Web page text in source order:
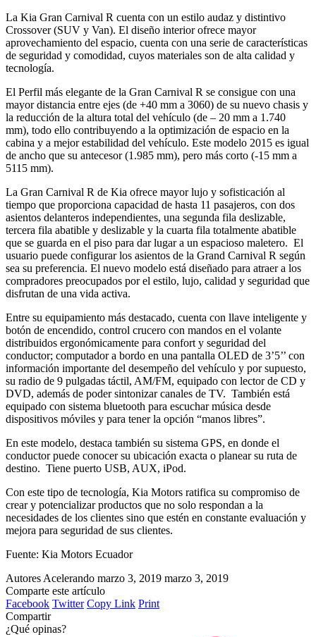
La Kia Gran Carnival R cuenta con un estilo audaz y distintivo
Crossover (SUV y Van). El diseño interior ofrece mayor
aprovechamiento del espacio, cuenta con una serie de características
de seguridad y comodidad, cuyos materiales son de alta calidad y
tecnología.
El Perfil más elegante de la Gran Carnival R se consigue con una
mayor distancia entre ejes (de +40 mm a 3060) de su nuevo chasis y
la reducción de la altura total del vehículo (de – 20 mm a 1.740
mm), todo ello contribuyendo a la optimización de espacio en la
cabina y a mejor estabilidad del vehículo. Este modelo 2015 es igual
de ancho que su antecesor (1.985 mm), pero más corto (-15 mm a
5115 mm).
La Gran Carnival R de Kia ofrece mayor lujo y sofisticación al
tiempo que proporciona capacidad de hasta 11 pasajeros, con dos
asientos delanteros independientes, una segunda fila deslizable,
tercera fila abatible y deslizable y la cuarta fila totalmente abatible
que se guarda en el piso para dar lugar a un espacioso maletero. El
usuario puede configurar los asientos de la Grand Carnival R según
sea su preferencia. El nuevo modelo está diseñado para atraer a los
compradores preocupados por el estilo, lujo, calidad y seguridad que
disfrutan de una vida activa.
Entre su equipamiento más destacado, cuenta con llave inteligente y
botón de encendido, control crucero con mandos en el volante
distribuidos ergonómicamente para confort y seguridad del
conductor; computador a bordo en una pantalla OLED de 3’5’’ con
información importante del desempeño del vehículo y por supuesto,
su radio de 9 pulgadas táctil, AM/FM, equipado con lector de CD y
DVD, además de poder sintonizar canales de TV. También está
equipado con sistema bluetooth para escuchar música desde
dispositivos móviles y para tener la opción “manos libres”.
En este modelo, destaca también su sistema GPS, en donde el
conductor puede conocer su ubicación exacta o planear su ruta de
destino. Tiene puerto USB, AUX, iPod.
Con este tipo de tecnología, Kia Motors ratifica su compromiso de
crear y potencializar productos que no solo respondan a la
necesidades de los clientes sino que estén en constante evaluación y
mejora para seguridad de sus clientes.
Fuente: Kia Motors Ecuador
Autores Acelerando marzo 3, 2019 marzo 3, 2019
Comparte este artículo
Facebook Twitter Copy Link Print
Compartir
¿Qué opinas?